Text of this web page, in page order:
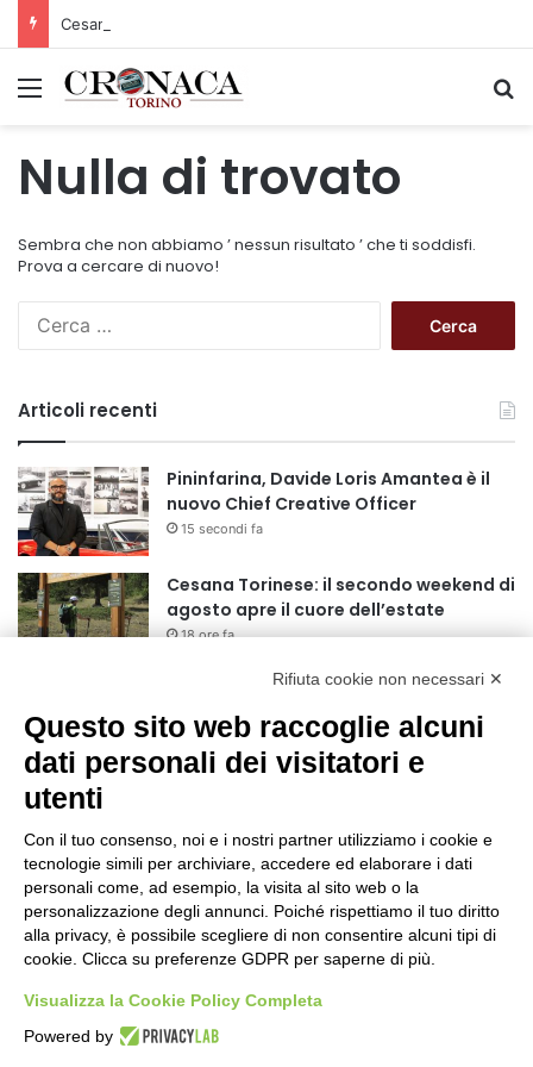
Menu
Nulla di trovato
Sembra che non abbiamo ’ nessun risultato ’ che ti soddisfi.
Prova a cercare di nuovo!
c
p
e
Articoli recenti
Pininfarina, Davide Loris Amantea è il
nuovo Chief Creative Officer
15 secondi fa
Cesana Torinese: il secondo weekend di
agosto apre il cuore dell’estate
18 ore fa
Siccità: Il Piemonte avvia le procedure
per la richiesta dello stato di calamità
naturale
19 ore fa
precampionato
22 ore fa
Nidi comunali: dalla Regione 1,5 milioni
di euro per ampliare gli orari dei servizi
a parità di tariffa
Eclissi di Sole del 12 agosto: potenziati i
collegamenti verso la collina
Rifiuta cookie non necessari ✕
Questo sito web raccoglie alcuni
dati personali dei visitatori e
utenti
Con il tuo consenso, noi e i nostri partner utilizziamo i cookie e
tecnologie simili per archiviare, accedere ed elaborare i dati
personali come, ad esempio, la visita al sito web o la
personalizzazione degli annunci. Poiché rispettiamo il tuo diritto
alla privacy, è possibile scegliere di non consentire alcuni tipi di
cookie. Clicca su preferenze GDPR per saperne di più.
Visualizza la Cookie Policy Completa
Powered by